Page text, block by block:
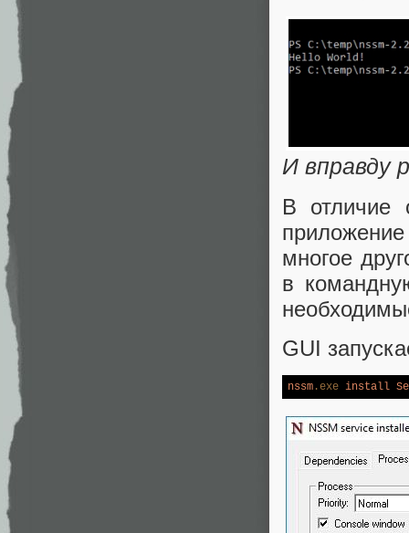
И вправду
В
многое
в
GUI
nssm .exe install